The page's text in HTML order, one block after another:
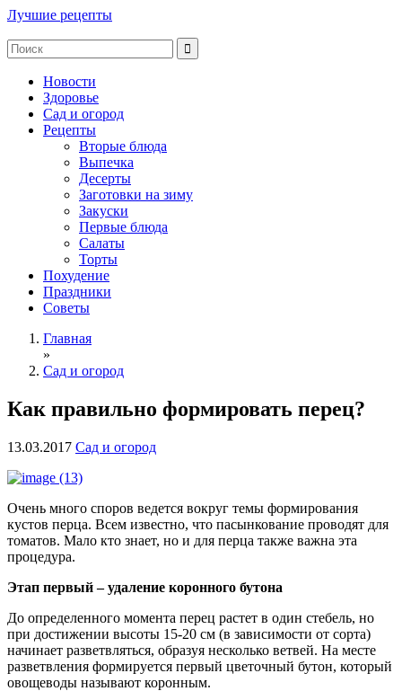
Лучшие рецепты
Новости
Здоровье
Сад и огород
Рецепты
Вторые блюда
Выпечка
Десерты
Заготовки на зиму
Закуски
Первые блюда
Салаты
Торты
Похудение
Праздники
Советы
Главная
»
Сад и огород
Как правильно формировать перец?
13.03.2017 Сад и огород
Очень много споров ведется вокруг темы формирования
кустов перца. Всем известно, что пасынкование проводят для
томатов. Мало кто знает, но и для перца также важна эта
процедура.
Этап первый – удаление коронного бутона
До определенного момента перец растет в один стебель, но
при достижении высоты 15-20 см (в зависимости от сорта)
начинает разветвляться, образуя несколько ветвей. На месте
разветвления формируется первый цветочный бутон, который
овощеводы называют коронным.